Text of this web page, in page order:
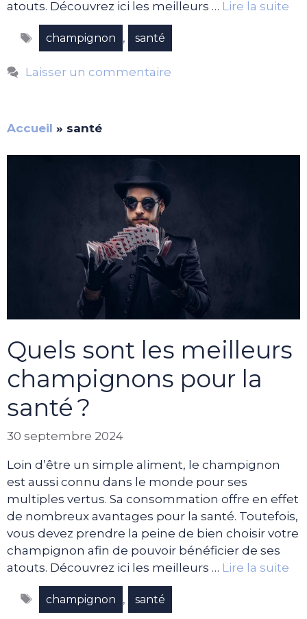
atouts. Découvrez ici les meilleurs … Lire la suite
Étiquettes
champignon , santé
Laisser un commentaire
Accueil » santé
Quels sont les meilleurs
champignons pour la
santé ?
30 septembre 2024
Loin d’être un simple aliment, le champignon
est aussi connu dans le monde pour ses
multiples vertus. Sa consommation offre en effet
de nombreux avantages pour la santé. Toutefois,
vous devez prendre la peine de bien choisir votre
champignon afin de pouvoir bénéficier de ses
atouts. Découvrez ici les meilleurs … Lire la suite
Étiquettes
champignon , santé